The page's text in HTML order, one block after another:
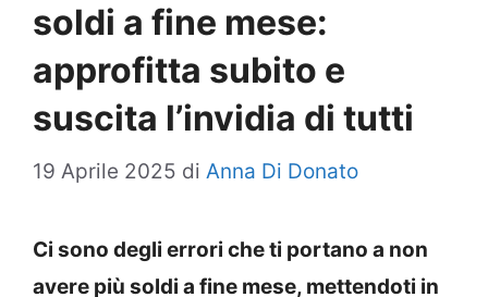
soldi a fine mese:
approfitta subito e
suscita l’invidia di tutti
19 Aprile 2025 di Anna Di Donato
Ci sono degli errori che ti portano a non
avere più soldi a fine mese, mettendoti in